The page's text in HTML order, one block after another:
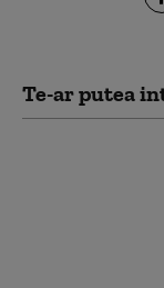
Te-ar putea